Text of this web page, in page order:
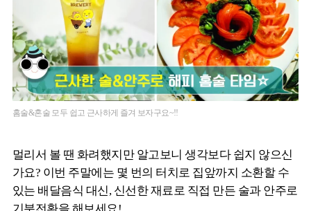
홈술&혼술 모두 쉽고 근사하게 즐겨 보자구요~!!
멀리서 볼 땐 화려했지만 알고보니 생각보다 쉽지 않으신
가요? 이번 주말에는 몇 번의 터치로 집앞까지 소환할 수
있는 배달음식 대신, 신선한 재료로 직접 만든 술과 안주로